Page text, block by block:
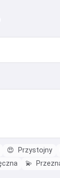
😍 Przystojny
💫